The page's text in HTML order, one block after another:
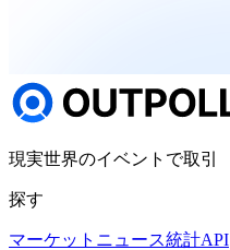
現実世界のイベントで取引
探す
マーケット ニュース統計API